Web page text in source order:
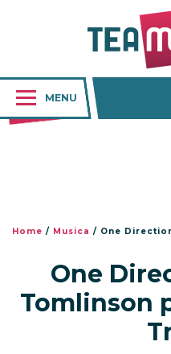
MENU
Home / Musica / One Direction:
One
Tomlinson